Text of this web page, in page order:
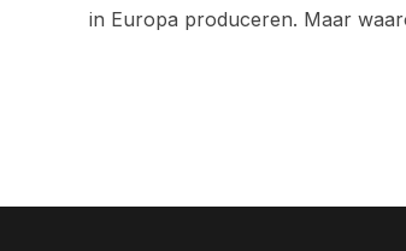
in Europa produceren. Maar